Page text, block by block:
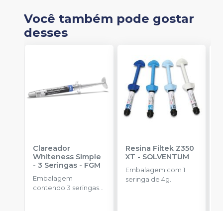
Você também pode gostar
desses
Clareador
Whiteness Simple
- 3 Seringas - FGM
Embalagem
contendo 3 seringas
Resina Filtek Z350
XT - SOLVENTUM
Embalagem com 1
seringa de 4g.